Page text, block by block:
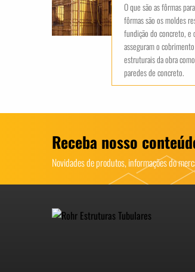
O que são as fôrmas
fôrmas são os moldes
fundição do concreto, e
asseguram o
estruturais da obra
paredes de concreto.
Receba nosso
Novidades de produtos, informações do